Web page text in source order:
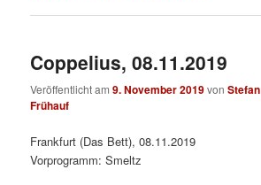
Coppelius, 08.11.2019
Veröffentlicht am9. November 2019vonStefan
Frühauf
Frankfurt (Das Bett), 08.11.2019
Vorprogramm: Smeltz